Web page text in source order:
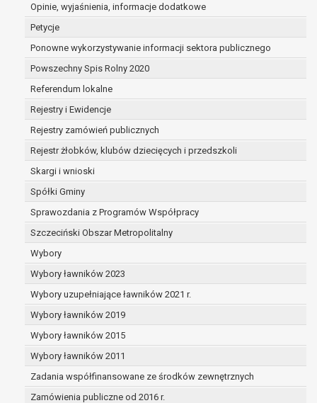
Opinie, wyjaśnienia, informacje dodatkowe
Petycje
Ponowne wykorzystywanie informacji sektora publicznego
Powszechny Spis Rolny 2020
Referendum lokalne
Rejestry i Ewidencje
Rejestry zamówień publicznych
Rejestr żłobków, klubów dziecięcych i przedszkoli
Skargi i wnioski
Spółki Gminy
Sprawozdania z Programów Współpracy
Szczeciński Obszar Metropolitalny
Wybory
Wybory ławników 2023
Wybory uzupełniające ławników 2021 r.
Wybory ławników 2019
Wybory ławników 2015
Wybory ławników 2011
Zadania współfinansowane ze środków zewnętrznych
Zamówienia publiczne od 2016 r.
dane są nieprawidłowe lub
prawo do żądania usunięcia danych
osobowych (tzw. prawo do bycia
zapomnianym) na podstawie art. 17 RODO,
w przypadku gdy:
dane nie są już niezbędne do celów,
dla których były zebrane lub w inny
sposób przetwarzane,
osoba, której dane dotyczą, wniosła
sprzeciw wobec przetwarzania
danych osobowych,
zgodę na przetwarzanie danych
osobowych, która jest podstawą
przetwarzania danych i nie ma innej
danych,
dane osobowe przetwarzane są
niezgodnie z prawem,
dane osobowe muszą być usunięte w
celu wywiązania się z obowiązku
prawo do żądania ograniczenia
przetwarzania danych osobowych na
podstawie art. 18 RODO, w przypadku gdy: